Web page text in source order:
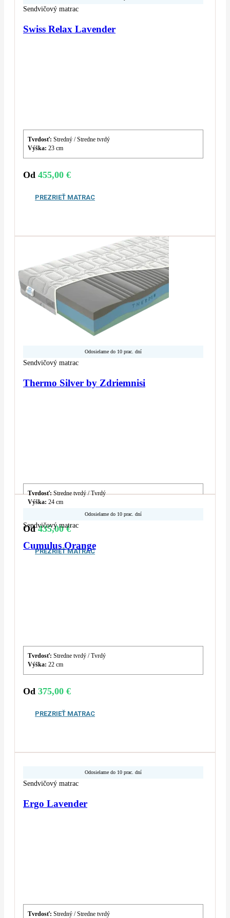
Sendvičový matrac
Swiss Relax Lavender
Tvrdosť: Stredný / Stredne tvrdý
Výška: 23 cm
Od 455,00 €
PREZRIEŤ MATRAC
Odosielame do 10 prac. dní
Sendvičový matrac
Thermo Silver by Zdriemnisi
Tvrdosť:Stredne tvrdý / Tvrdý
Výška: 24 cm
Od435,00€
PREZRIEŤ MATRAC
Odosielame do 10 prac. dní
Sendvičový matrac
Cumulus Orange
Tvrdosť: Stredne tvrdý / Tvrdý
Výška: 22 cm
Od 375,00 €
PREZRIEŤ MATRAC
Odosielame do 10 prac. dní
Sendvičový matrac
Ergo Lavender
Tvrdosť: Stredný / Stredne tvrdý